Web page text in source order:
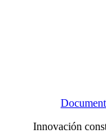
Innovación